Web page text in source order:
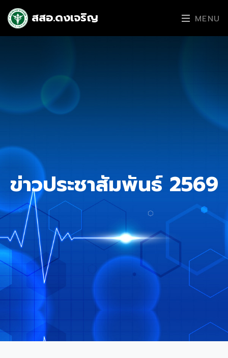
สสอ.ดงเจริญ MENU
ข่าวประชาสัมพันธ์ 2569